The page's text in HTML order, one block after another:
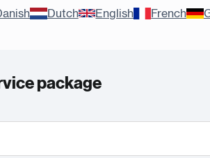
Dutch English French
package